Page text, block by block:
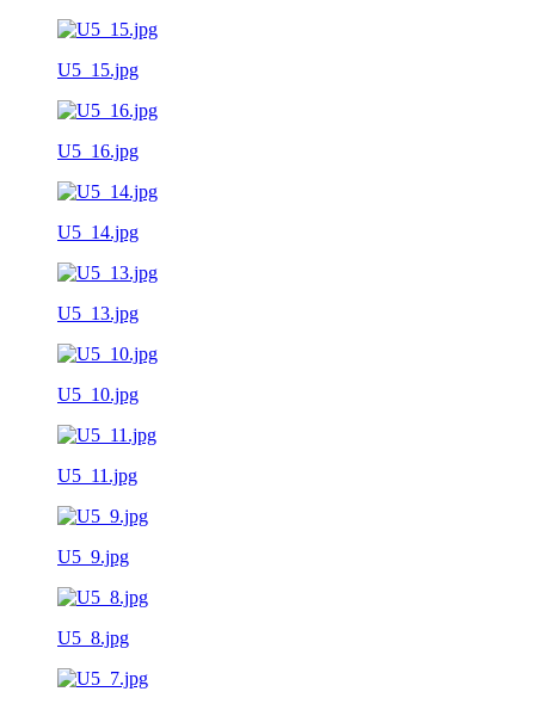
U5_15.jpg
U5_16.jpg
U5_14.jpg
U5_13.jpg
U5_10.jpg
U5_11.jpg
U5_9.jpg
U5_8.jpg